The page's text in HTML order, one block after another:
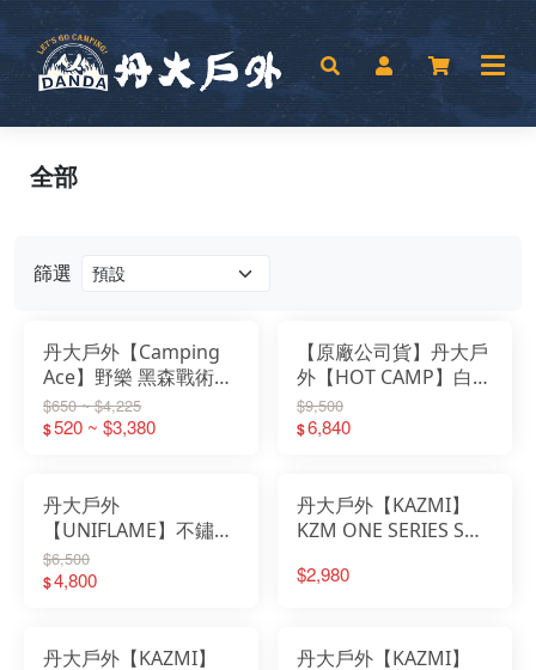
篩選
丹大戶外【Camping
Ace】野樂 黑森戰術山
野5單位桌 ARC-93TB
｜摺疊桌｜露營桌｜單
$650 ~ $4,225
$520 ~ $3,380
【原廠公司貨】丹大戶
外【HOT CAMP】白橡
實木多功能伸縮料理桌
HC813｜伸縮｜折疊桌
$9,500
$6,840
丹大戶外
【UNIFLAME】不鏽鋼
炊事桌 U611784｜野
炊｜露營｜炊事桌｜露
$6,500
$4,800
丹大戶外【KAZMI】
KZM ONE SERIES S桌
｜拼接桌｜鋁合金桌
$2,980
丹大戶外【KAZMI】
丹大戶外【KAZMI】
全部